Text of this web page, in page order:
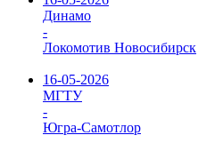
Динамо
-
Локомотив Новосибирск
16-05-2026
МГТУ
-
Югра-Самотлор